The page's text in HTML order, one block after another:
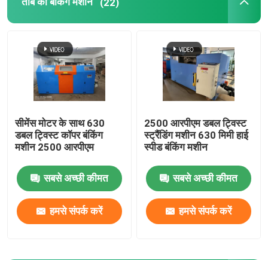
सीमेंस मोटर के साथ 630
डबल ट्विस्ट कॉपर बंकिंग
मशीन 2500 आरपीएम
सबसे अच्छी कीमत
हमसे संपर्क करें
2500 आरपीएम डबल ट्विस्ट
स्ट्रैंडिंग मशीन 630 मिमी हाई
स्पीड बंकिंग मशीन
सबसे अच्छी कीमत
हमसे संपर्क करें